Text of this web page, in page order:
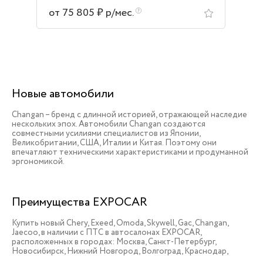
от 75 805 ₽ р/мес.
Новые автомобили
Changan – бренд с длинной историей, отражающей наследие
нескольких эпох. Автомобили Changan создаются
совместными усилиями специалистов из Японии,
Великобритании, США, Италии и Китая. Поэтому они
впечатляют техническими характеристиками и продуманной
эргономикой.
Преимущества EXPOCAR
Купить новый Chery, Exeed, Omoda, Skywell, Gac, Changan,
Jaecoo, в наличии c ПТС в автосалонах EXPOCAR,
расположенных в городах: Москва, Санкт-Петербург,
Новосибирск, Нижний Новгород, Волгоград, Краснодар,